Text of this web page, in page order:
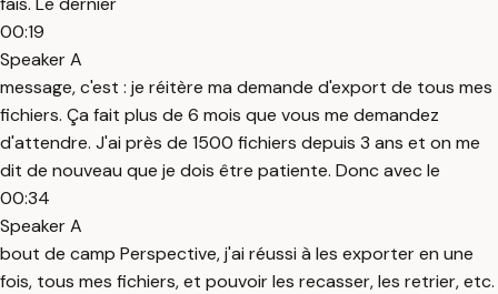
00:19
Speaker A
message, c'est : je réitère ma demande d'export de tous mes
fichiers. Ça fait plus de 6 mois que vous me demandez
d'attendre. J'ai près de 1500 fichiers depuis 3 ans et on me
dit de nouveau que je dois être patiente. Donc avec le
00:34
Speaker A
bout de camp Perspective, j'ai réussi à les exporter en une
fois, tous mes fichiers, et pouvoir les recasser, les retrier, etc.